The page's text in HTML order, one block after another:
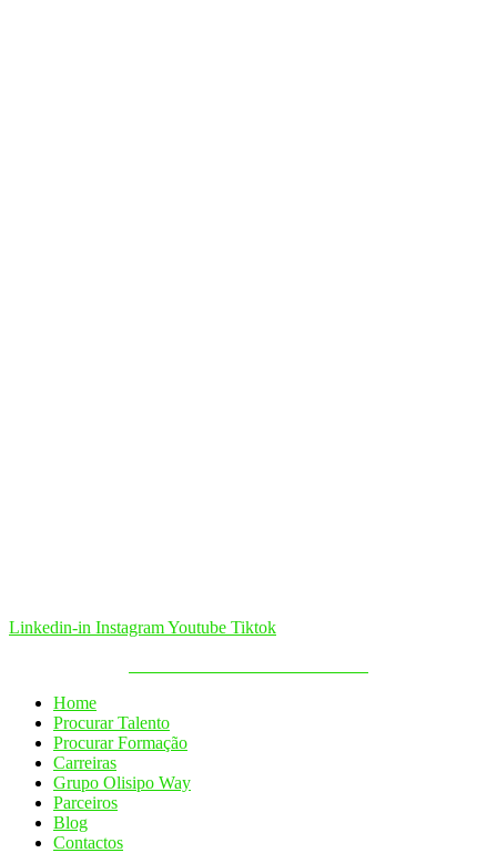
Linkedin-in InstagramYoutube Tiktok
Home
Procurar Talento
Procurar Formação
Carreiras
Grupo Olisipo Way
Parceiros
Blog
Contactos